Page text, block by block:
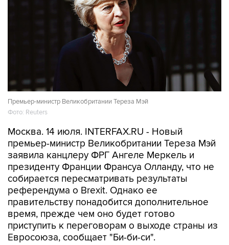
Премьер-министр Великобритании Тереза Мэй
Фото: Reuters
Москва. 14 июля. INTERFAX.RU - Новый
премьер-министр Великобритании Тереза Мэй
заявила канцлеру ФРГ Ангеле Меркель и
президенту Франции Франсуа Олланду, что не
собирается пересматривать результаты
референдума о Brexit. Однако ее
правительству понадобится дополнительное
время, прежде чем оно будет готово
приступить к переговорам о выходе страны из
Евросоюза, сообщает "Би-би-си".